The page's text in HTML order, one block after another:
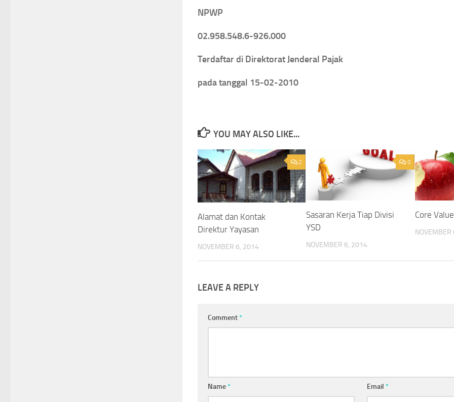
NPWP
02.958.548.6-926.000
Terdaftar di Direktorat Jenderal Pajak
pada tanggal 15-02-2010
YOU MAY ALSO LIKE...
2
Alamat dan Kontak
Direktur Yayasan
NOVEMBER 6, 2014
0
Sasaran Kerja Tiap Divisi
YSD
NOVEMBER 6, 2014
Core
LEAVE A REPLY
Comment*
Name* Email*